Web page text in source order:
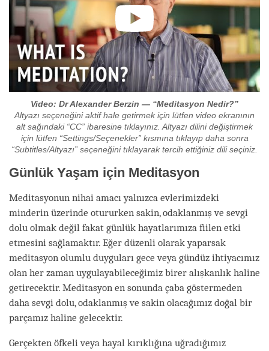
Video: Dr Alexander Berzin — “Meditasyon Nedir?”
Altyazı seçeneğini aktif hale getirmek için lütfen video ekranının
alt sağındaki “CC” ibaresine tıklayınız. Altyazı dilini değiştirmek
için lütfen “Settings/Seçenekler” kısmına tıklayıp daha sonra
“Subtitles/Altyazı” seçeneğini tıklayarak tercih ettiğiniz dili seçiniz.
Günlük Yaşam için Meditasyon
Meditasyonun nihai amacı yalnızca evlerimizdeki
minderin üzerinde otururken sakin, odaklanmış ve sevgi
dolu olmak değil fakat günlük hayatlarımıza fiilen etki
etmesini sağlamaktır. Eğer düzenli olarak yaparsak
meditasyon olumlu duyguları gece veya gündüz ihtiyacımız
olan her zaman uygulayabileceğimiz birer alışkanlık haline
getirecektir. Meditasyon en sonunda çaba göstermeden
daha sevgi dolu, odaklanmış ve sakin olacağımız doğal bir
parçamız haline gelecektir.
Gerçekten öfkeli veya hayal kırıklığına uğradığımız